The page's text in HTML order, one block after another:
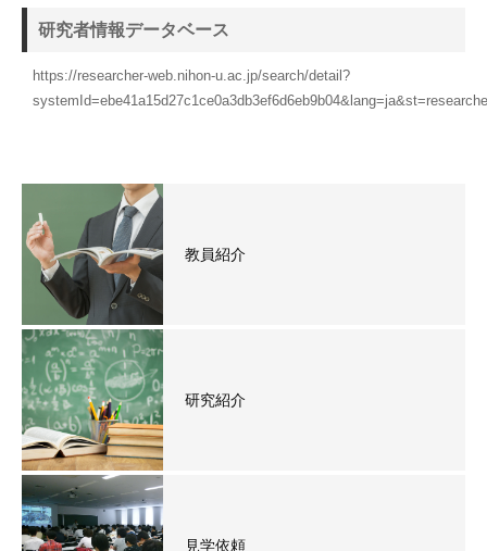
研究者情報データベース
https://researcher-web.nihon-u.ac.jp/search/detail?
教員紹介
研究紹介
見学依頼